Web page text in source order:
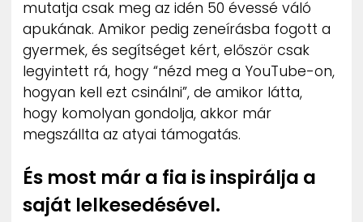
mutatja csak meg az idén 50 évessé váló
apukának. Amikor pedig zeneírásba fogott a
gyermek, és segítséget kért, először csak
legyintett rá, hogy “nézd meg a YouTube-on,
hogyan kell ezt csinálni”, de amikor látta,
hogy komolyan gondolja, akkor már
megszállta az atyai támogatás.
És most már a fia is inspirálja a
saját lelkesedésével.